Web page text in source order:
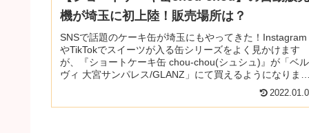
機が埼玉に初上陸！販売場所は？
SNSで話題のケーキ缶が埼玉にもやってきた！Instagram
やTikTokでスイーツが入る缶シリーズをよく見かけます
が、『ショートケーキ缶 chou-chou(シュシュ)』が「ベル
ヴィ 大宮サンパレス/GLANZ」にて買えるようになりま